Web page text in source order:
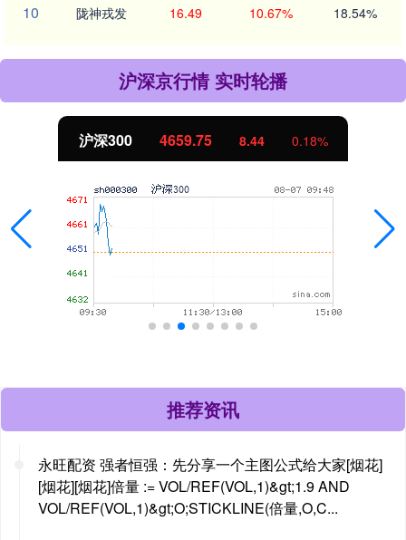
10 陇神戎发 16.49 10.67% 18.54%
沪深京行情 实时轮播
沪深300 4659.75 8.44 0.18%
推荐资讯
永旺配资 强者恒强：先分享一个主图公式给大家[烟花]
[烟花][烟花]倍量 := VOL/REF(VOL,1)&gt;1.9 AND
VOL/REF(VOL,1)&gt;O;STICKLINE(倍量,O,C...